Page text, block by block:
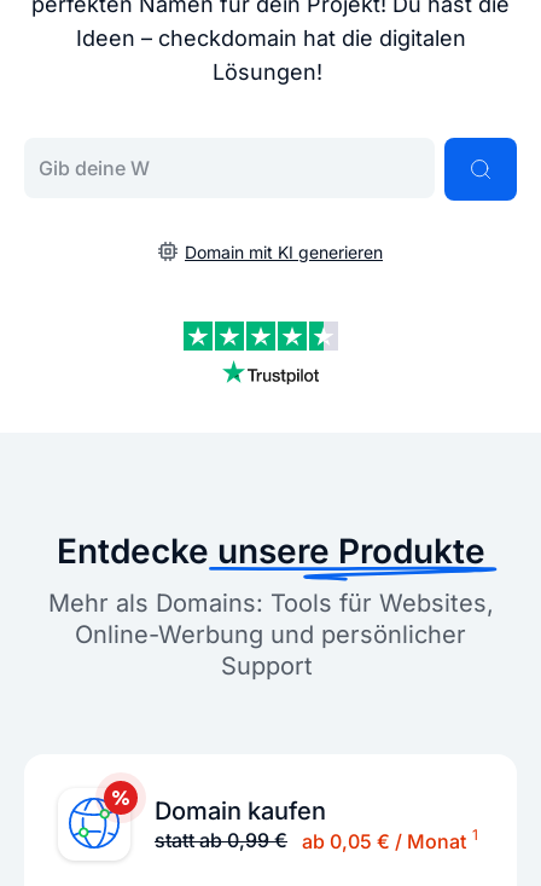
Ideen – checkdomain hat die digitalen
Lösungen!
Domain mit KI generieren
Entdecke unsere Produkte
Mehr als Domains: Tools für Websites,
Online-Werbung und persönlicher
Support
Domain kaufen
statt ab 0,99 € ab 0,05 € / Monat 1